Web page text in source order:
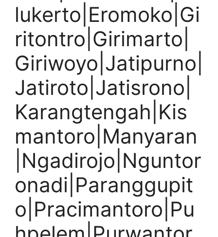
lukerto|Eromoko|Gi
ritontro|Girimarto|
Giriwoyo|Jatipurno|
Jatiroto|Jatisrono|
Karangtengah|Kis
mantoro|Manyaran
|Ngadirojo|Nguntor
onadi|Paranggupit
o|Pracimantoro|Pu